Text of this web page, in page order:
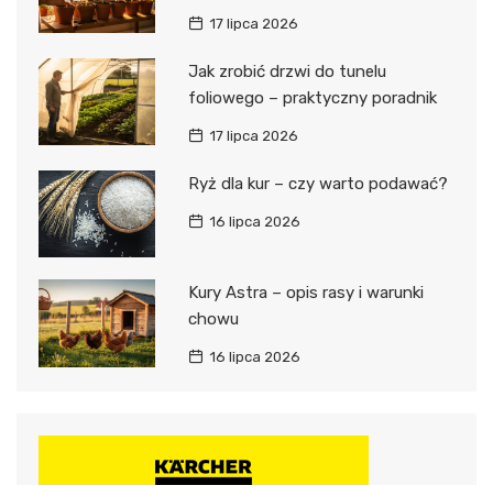
17 lipca 2026
Jak zrobić drzwi do tunelu
foliowego – praktyczny poradnik
17 lipca 2026
Ryż dla kur – czy warto podawać?
16 lipca 2026
Kury Astra – opis rasy i warunki
chowu
16 lipca 2026